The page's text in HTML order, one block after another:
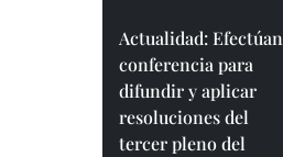
Actualidad: Efectúan
conferencia para
difundir y aplicar
resoluciones del
tercer pleno del